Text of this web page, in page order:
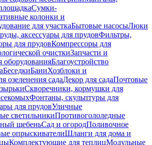
Сумки-
колонки и
для участкаБытовые насосыЛюки
аксессуары для прудовФильтры,
для прудовКомпрессоры для
очисткиЗапчасти и
Благоустройство
БеседкиБаниХозблоки и
озеленения садаДекор для садаПочтовые
Скворечники, кормушки для
Фонтаны, скульптуры для
для прудовУличные
светильникиПротивогололедные
щебеньСад и огородПоливочное
опрыскивателиШланги для дома и
Комплектующие для теплицМодульные